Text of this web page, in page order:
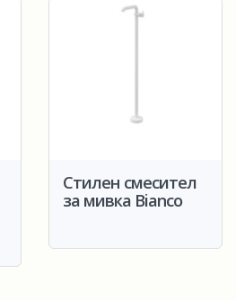
Стилен смесител
за мивка Bianco